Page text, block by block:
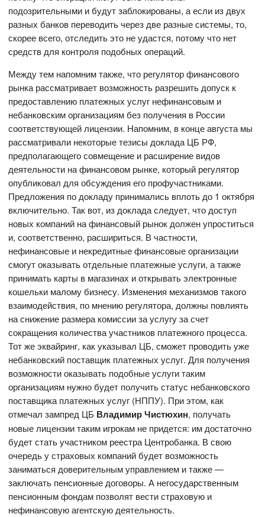
подозрительными и будут заблокированы, а если из двух
разных банков переводить через две разные системы, то,
скорее всего, отследить это не удастся, потому что нет
средств для контроля подобных операций.
Между тем напомним также, что регулятор финансового
рынка рассматривает возможность разрешить допуск к
предоставлению платежных услуг нефинансовым и
небанковским организациям без получения в России
соответствующей лицензии. Напомним, в конце августа мы
рассматривали некоторые тезисы доклада ЦБ РФ,
предполагающего совмещение и расширение видов
деятельности на финансовом рынке, который регулятор
опубликовал для обсуждения его профучастниками.
Предложения по докладу принимались вплоть до 1 октября
включительно. Так вот, из доклада следует, что доступ
новых компаний на финансовый рынок должен упроститься
и, соответственно, расшириться. В частности,
нефинансовые и некредитные финансовые организации
смогут оказывать отдельные платежные услуги, а также
принимать карты в магазинах и открывать электронные
кошельки малому бизнесу. Изменения механизмов такого
взаимодействия, по мнению регулятора, должны повлиять
на снижение размера комиссии за услугу за счет
сокращения количества участников платежного процесса.
Тот же эквайринг, как указывал ЦБ, сможет проводить уже
небанковский поставщик платежных услуг. Для получения
возможности оказывать подобные услуги таким
организациям нужно будет получить статус небанковского
поставщика платежных услуг (НППУ). При этом, как
отмечал зампред ЦБ Владимир Чистюхин, получать
новые лицензии таким игрокам не придется: им достаточно
будет стать участником реестра Центробанка. В свою
очередь у страховых компаний будет возможность
заниматься доверительным управлением и также —
заключать пенсионные договоры. А негосударственным
пенсионным фондам позволят вести страховую и
нефинансовую агентскую деятельность.